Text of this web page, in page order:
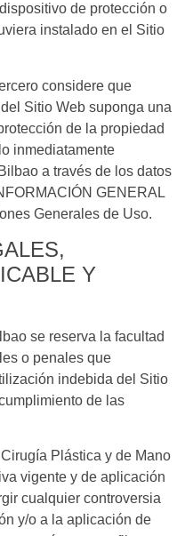
de protección o
instalado en el Sitio
considere que
Sitio Web suponga una
de la propiedad
inmediatamente
a través de los datos
GENERAL
Generales de Uso.
Y
se reserva la facultad
o penales que
indebida del Sitio
de las
Cirugía Plástica y de Mano
vigente y de aplicación
cualquier controversia
y/o a la aplicación de